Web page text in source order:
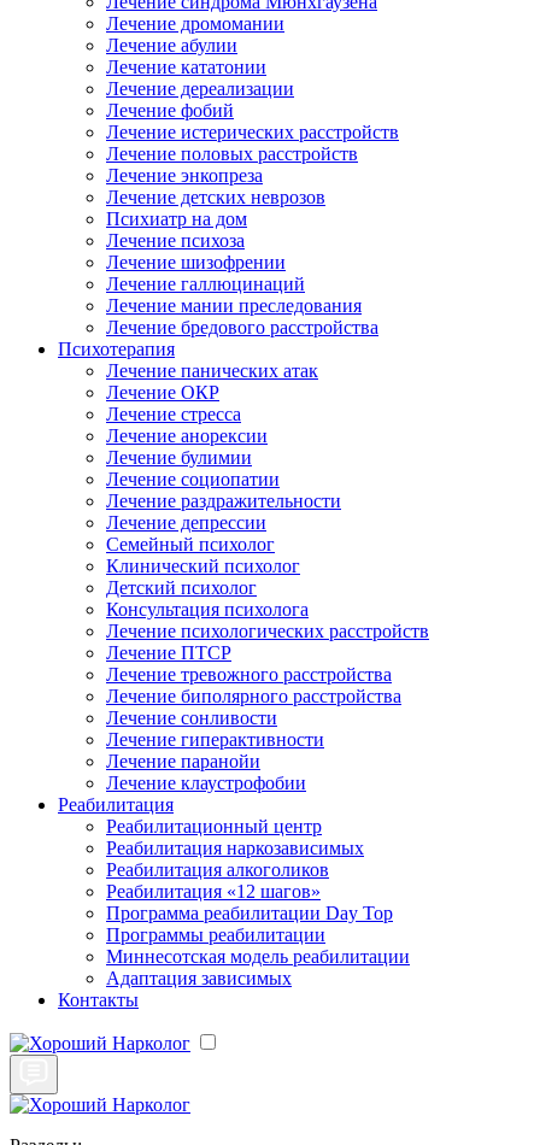
Лечение дромомании
Лечение абулии
Лечение кататонии
Лечение дереализации
Лечение фобий
Лечение истерических расстройств
Лечение половых расстройств
Лечение энкопреза
Лечение детских неврозов
Психиатр на дом
Лечение психоза
Лечение шизофрении
Лечение галлюцинаций
Лечение мании преследования
Лечение бредового расстройства
Психотерапия
Лечение панических атак
Лечение ОКР
Лечение стресса
Лечение анорексии
Лечение булимии
Лечение социопатии
Лечение раздражительности
Лечение депрессии
Семейный психолог
Клинический психолог
Детский психолог
Консультация психолога
Лечение психологических расстройств
Лечение ПТСР
Лечение тревожного расстройства
Лечение биполярного расстройства
Лечение сонливости
Лечение гиперактивности
Лечение паранойи
Лечение клаустрофобии
Реабилитация
Реабилитационный центр
Реабилитация наркозависимых
Реабилитация алкоголиков
Реабилитация «12 шагов»
Программа реабилитации Day Top
Программы реабилитации
Миннесотская модель реабилитации
Адаптация зависимых
Контакты